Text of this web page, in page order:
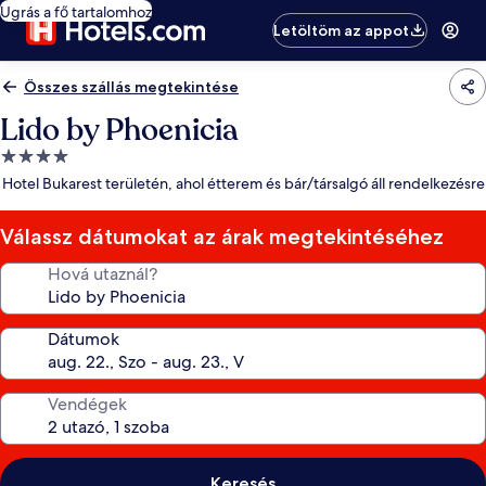
Ugrás a fő tartalomhoz
Letöltöm az appot
Összes szállás megtekintése
Lido by Phoenicia
4.0
csillagos
Hotel Bukarest területén, ahol étterem és bár/társalgó áll rendelkezésre
Válassz dátumokat az árak megtekintéséhez
Hová utaznál?
Dátumok
Vendégek